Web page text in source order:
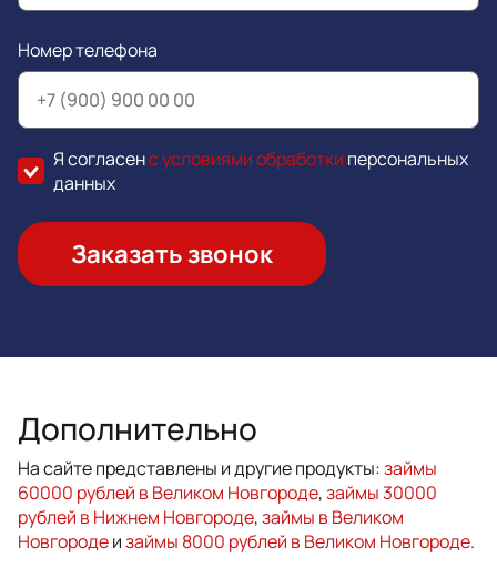
Номер телефона
Я согласенс условиями обработки персональных
данных
Заказать звонок
Дополнительно
На сайте представлены и другие продукты:займы
60000 рублей в Великом Новгороде,займы 30000
рублей в Нижнем Новгороде,займы в Великом
Новгородеизаймы 8000 рублей в Великом Новгороде.